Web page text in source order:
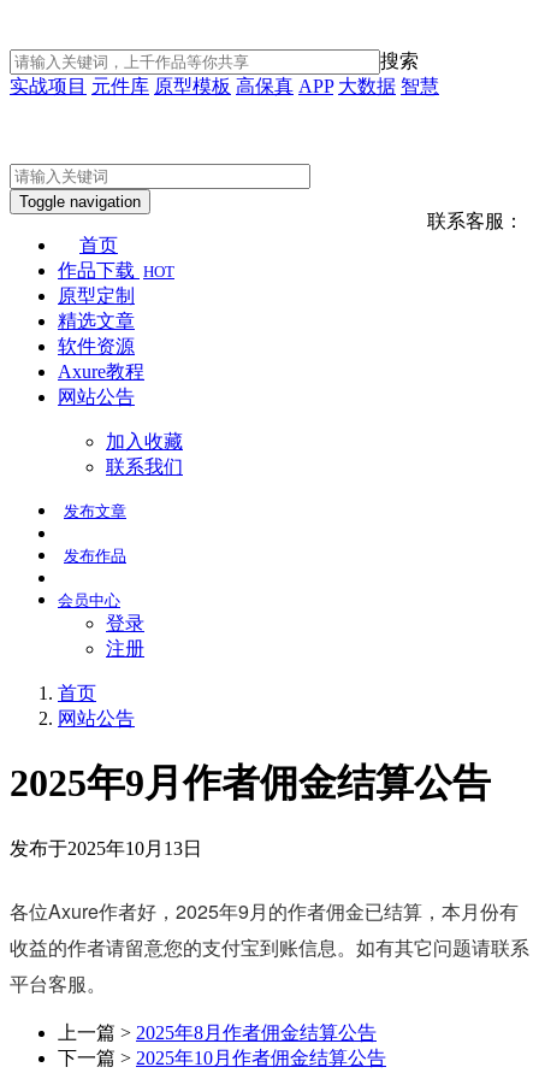
搜索
实战项目 元件库 原型模板 高保真 APP 大数据 智慧
联系客服：
Toggle navigation
首页
作品下载 HOT
原型定制
精选文章
软件资源
Axure教程
网站公告
加入收藏
联系我们
发布文章
发布作品
会员中心
登录
注册
首页
网站公告
2025年9月作者佣金结算公告
发布于2025年10月13日
各位Axure作者好，2025年9月的作者佣金已结算，本月份有
收益的作者请留意您的支付宝到账信息。如有其它问题请联系
平台客服。
上一篇 > 2025年8月作者佣金结算公告
下一篇 > 2025年10月作者佣金结算公告